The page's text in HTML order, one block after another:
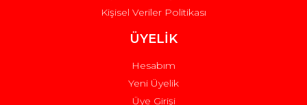
Kişisel Veriler Politikası
ÜYELİK
Hesabım
Yeni Üyelik
Üye Girişi